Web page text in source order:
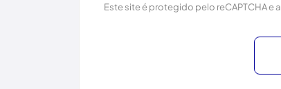
Este site é protegido pelo reCAPTCHA e a